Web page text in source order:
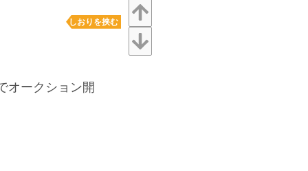
しおりを挟む
オークション開